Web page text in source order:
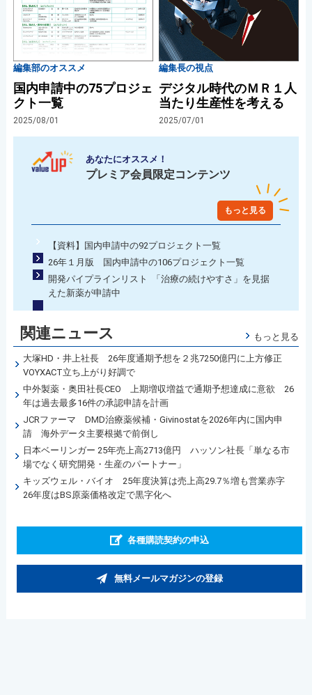
編集部のオススメ
国内申請中の75プロジェ
クト一覧
2025/08/01
編集長の視点
デジタル時代のＭＲ１人
当たり生産性を考える
2025/07/01
あなたにオススメ！
プレミア会員限定コンテンツ
もっと見る
【資料】国内申請中の92プロジェクト一覧
26年１月版 国内申請中の106プロジェクト一覧
開発パイプラインリスト 「治療の続けやすさ」を見据
えた新薬が申請中
関連ニュース もっと見る
大塚HD・井上社長 26年度通期予想を２兆7250億円に上方修正
VOYXACT立ち上がり好調で
中外製薬・奥田社長CEO 上期増収増益で通期予想達成に意欲 26
年は過去最多16件の承認申請を計画
JCRファーマ DMD治療薬候補・Givinostatを2026年内に国内申
請 海外データ主要根拠で前倒し
日本ベーリンガー 25年売上高2713億円 ハッソン社長「単なる市
場でなく研究開発・生産のパートナー」
キッズウェル・バイオ 25年度決算は売上高29.7％増も営業赤字
26年度はBS原薬価格改定で黒字化へ
各種購読契約の申込
無料メールマガジンの登録